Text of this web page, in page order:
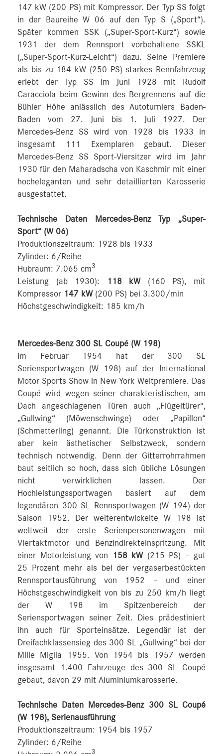
147 kW (200 PS) mit Kompressor. Der Typ SS folgt
in der Baureihe W 06 auf den Typ S („Sport“).
Später kommen SSK („Super-Sport-Kurz“) sowie
1931 der dem Rennsport vorbehaltene SSKL
(„Super-Sport-Kurz-Leicht“) dazu. Seine Premiere
als bis zu 184 kW (250 PS) starkes Rennfahrzeug
erlebt der Typ SS im Juni 1928 mit Rudolf
Caracciola beim Gewinn des Bergrennens auf die
Bühler Höhe anlässlich des Autoturniers Baden-
Baden vom 27. Juni bis 1. Juli 1927. Der
Mercedes-Benz SS wird von 1928 bis 1933 in
insgesamt 111 Exemplaren gebaut. Dieser
Mercedes-Benz SS Sport-Viersitzer wird im Jahr
1930 für den Maharadscha von Kaschmir mit einer
hocheleganten und sehr detaillierten Karosserie
ausgestattet.
Technische Daten Mercedes-Benz Typ „Super-
Sport“ (W 06)
Produktionszeitraum: 1928 bis 1933
Zylinder: 6/Reihe
Hubraum: 7.065 cm3
Leistung (ab 1930): 118 kW(160 PS), mit
Kompressor 147 kW(200 PS) bei 3.300/min
Höchstgeschwindigkeit: 185 km/h
Mercedes-Benz 300 SL Coupé (W 198)
Im Februar 1954 hat der 300 SL
Seriensportwagen (W 198) auf der International
Motor Sports Show in New York Weltpremiere. Das
Coupé wird wegen seiner charakteristischen, am
Dach angeschlagenen Türen auch „Flügeltürer“,
„Gullwing“ (Möwenschwinge) oder „Papillon“
(Schmetterling) genannt. Die Türkonstruktion ist
aber kein ästhetischer Selbstzweck, sondern
technisch notwendig. Denn der Gitterrohrrahmen
baut seitlich so hoch, dass sich übliche Lösungen
nicht verwirklichen lassen. Der
Hochleistungssportwagen basiert auf dem
legendären 300 SL Rennsportwagen (W 194) der
Saison 1952. Der weiterentwickelte W 198 ist
weltweit der erste Serienpersonenwagen mit
Viertaktmotor und Benzindirekteinspritzung. Mit
einer Motorleistung von
158 kW(215 PS) – gut
25 Prozent mehr als bei der vergaserbestückten
Rennsportausführung von 1952 – und einer
Höchstgeschwindigkeit von bis zu 250 km/h liegt
der W 198 im Spitzenbereich der
Seriensportwagen seiner Zeit. Dies prädestiniert
ihn auch für Sporteinsätze. Legendär ist der
Dreifachklassensieg des 300 SL „Gullwing“ bei der
Mille Miglia 1955. Von 1954 bis 1957 werden
insgesamt 1.400 Fahrzeuge des 300 SL Coupé
gebaut, davon 29 mit Aluminiumkarosserie.
Technische Daten Mercedes-Benz 300 SL Coupé
(W 198), Serienausführung
Produktionszeitraum: 1954 bis 1957
Zylinder: 6/Reihe
3